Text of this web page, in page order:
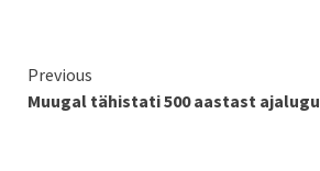
Continue
Reading
Previous
Muugal tähistati 500 aastast ajalugu